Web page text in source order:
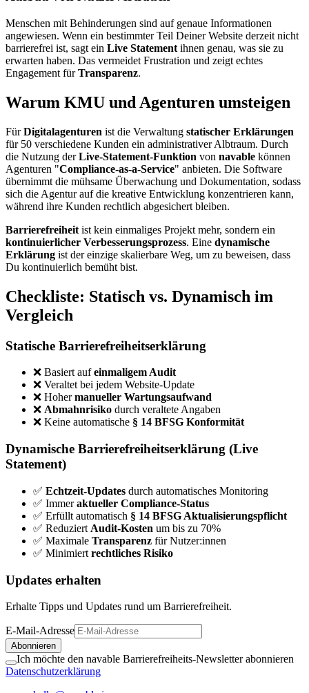
Menschen mit Behinderungen sind auf genaue Informationen
angewiesen. Wenn ein bestimmter Teil Deiner Website derzeit nicht
barrierefrei ist, sagt ein Live Statement ihnen genau, was sie zu
erwarten haben. Das vermeidet Frustration und zeigt echtes
Engagement fürTransparenz.
Warum KMU und Agenturen umsteigen
FürDigitalagenturen ist die Verwaltung statischer Erklärungen
für 50 verschiedene Kunden ein administrativer Albtraum. Durch
die Nutzung derLive-Statement-Funktion von navable können
Agenturen "Compliance-as-a-Service" anbieten. Die Software
übernimmt die mühsame Überwachung und Dokumentation, sodass
sich die Agentur auf die kreative Entwicklung konzentrieren kann,
während ihre Kunden rechtlich abgesichert bleiben.
Barrierefreiheit ist kein einmaliges Projekt mehr, sondern ein
kontinuierlicher Verbesserungsprozess. Eine dynamische
Erklärung ist der einzige skalierbare Weg, um zu beweisen, dass
Du kontinuierlich bemüht bist.
Checkliste: Statisch vs. Dynamisch im
Vergleich
Statische Barrierefreiheitserklärung
❌ Basiert aufeinmaligem Audit
❌ Veraltet bei jedem Website-Update
❌ Hohermanueller Wartungsaufwand
❌ Abmahnrisiko durch veraltete Angaben
❌ Keine automatische § 14 BFSG Konformität
Dynamische Barrierefreiheitserklärung (Live
Statement)
✅ Echtzeit-Updates durch automatisches Monitoring
✅ Immeraktueller Compliance-Status
✅ Erfüllt automatisch § 14 BFSG Aktualisierungspflicht
✅ Reduziert Audit-Kosten um bis zu 70%
✅ Maximale Transparenz für Nutzer:innen
✅ Minimiert rechtliches Risiko
Updates erhalten
Erhalte Tipps und Updates rund um Barrierefreiheit.
E-Mail-Adresse
Abonnieren
Ich möchte den navable Barrierefreiheits-Newsletter abonnieren
Datenschutzerklärung